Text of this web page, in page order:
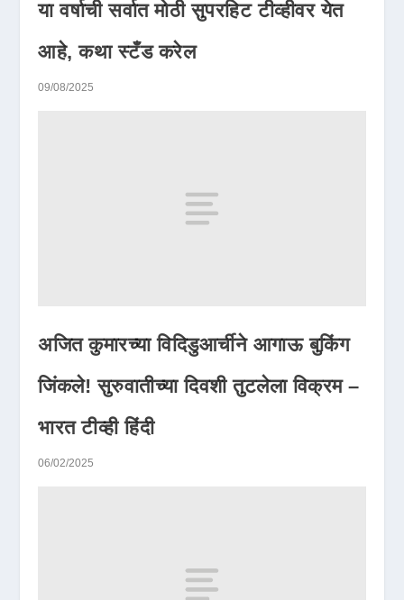
या वर्षाची सर्वात मोठी सुपरहिट टीव्हीवर येत
आहे, कथा स्टँड करेल
09/08/2025
अजित कुमारच्या विदिडुआर्चीने आगाऊ बुकिंग
जिंकले! सुरुवातीच्या दिवशी तुटलेला विक्रम –
भारत टीव्ही हिंदी
06/02/2025